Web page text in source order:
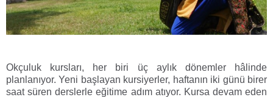
Okçuluk kursları, her biri üç aylık dönemler hâlinde
planlanıyor. Yeni başlayan kursiyerler, haftanın iki günü birer
saat süren derslerle eğitime adım atıyor. Kursa devam eden